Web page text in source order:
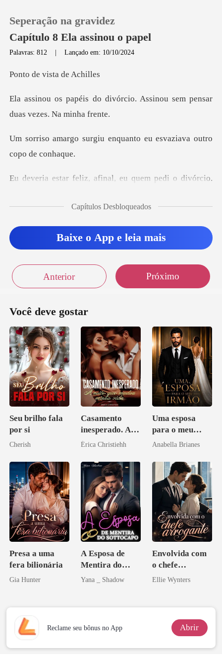
Loja
Seperação na gravidez
Capítulo 8 Ela assinou o papel
Palavras: 812 |Lançado em: 10/10/2024
vista d
vórcio. Assinou sem pensar
u enquanto eu esvaziava
o divórcio.
Capítulos Desbloqueados
Baixe o App e leia mais
Anterior Próximo
Você deve gostar
Seu brilho fala
por si
Cherish
Casamento
inesperado. A
noite que mudou
Érica Christiehh
Uma esposa
para o meu
irmão
Anabella Brianes
Presa a uma
fera bilionária
Gia Hunter
A Esposa de
Mentira do
Sottocapo
Yana _ Shadow
Envolvida com
o chefe
arrogante
Ellie Wynters
Reclame seu bônus no App Abrir